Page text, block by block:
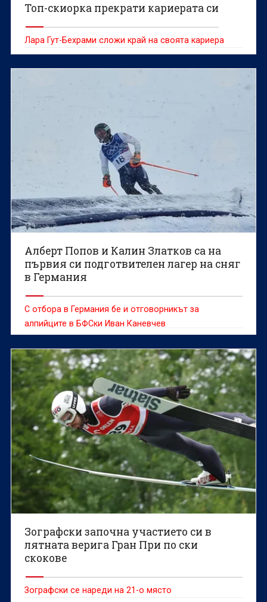
Топ-скиорка прекрати кариерата си
Лара Гут-Бехрами сложи край на своята кариера
Алберт Попов и Калин Златков са на
първия си подготвителен лагер на сняг
в Германия
С отбора в Германия бе и отговорникът за
алпийците в БФСки Иван Каневчев
Зографски започна участието си в
лятната верига Гран При по ски
скокове
Зографски се нареди на 21-о място